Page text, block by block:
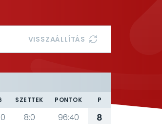
VISSZAÁLLÍTÁS
SZETTEK PONTOK P
8:0 96:40
8